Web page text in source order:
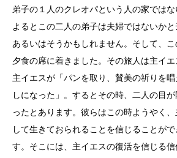
弟子の１人のクレオパという人の家では
よるとこの二人の弟子は夫婦ではないかと
あるいはそうかもしれません。そして、
夕食の席に着きました。その旅人は主イエ
主イエスが「パンを取り、賛美の祈りを
しになった」。するとその時、二人の目
ったとあります。彼らはこの時ようやく
して生きておられることを信じることが
す。そこには、主イエスの復活を信じる